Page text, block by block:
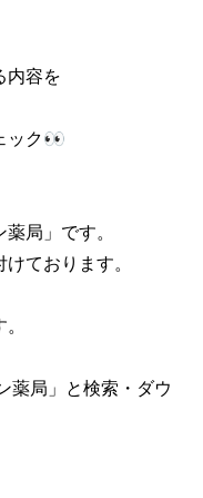
内容を
ック👀
局」です。
ております。
薬局」と検索・ダウ